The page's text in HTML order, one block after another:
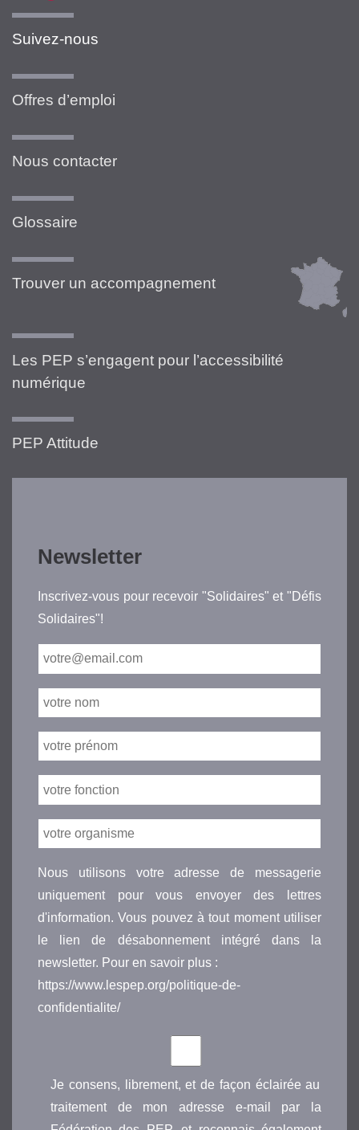
Suivez-nous
Offres d’emploi
Nous contacter
Glossaire
Trouver un accompagnement
Les PEP s’engagent pour l’accessibilité
numérique
PEP Attitude
Newsletter
Inscrivez-vous pour recevoir "Solidaires" et "Défis
Solidaires"!
Nous utilisons votre adresse de messagerie
uniquement pour vous envoyer des lettres
d'information. Vous pouvez à tout moment utiliser
le lien de désabonnement intégré dans la
newsletter. Pour en savoir plus :
https://www.lespep.org/politique-de-
confidentialite/
Je consens, librement, et de façon éclairée au
traitement de mon adresse e-mail par la